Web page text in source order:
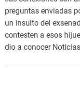
preguntas enviadas
un insulto del
contesten a esos
dio a conocer